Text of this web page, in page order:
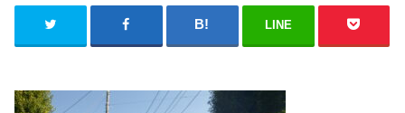
LINE